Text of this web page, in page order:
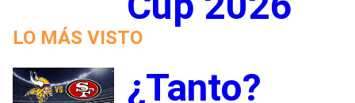
LO MÁS VISTO
¿Tanto?